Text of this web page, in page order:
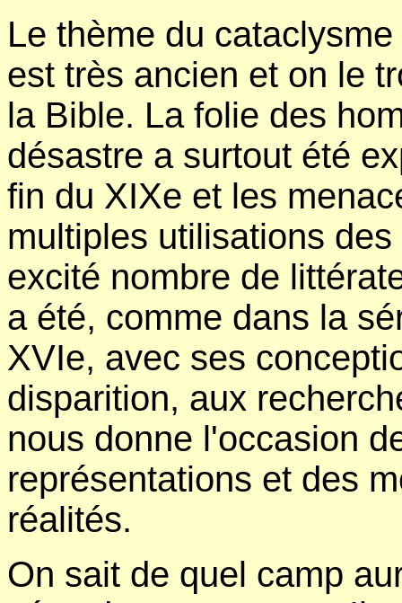
Le thème du
est très ancien et on le
la Bible. La folie des
désastre a surtout été
fin du XIXe et les
multiples utilisations
excité nombre de
a été, comme dans la
XVIe, avec ses
disparition, aux
nous donne l'occasion
représentations et des
réalités.
On sait de quel camp